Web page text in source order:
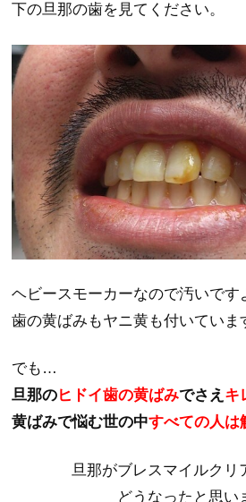
下の旦那の歯を見てください。
ヘビースモーカーなので汚いで
歯の黄ばみもヤニ黄も付いていま
でも…
旦那のヒドイ歯の黄ばみでさえ キ
黄ばみで悩む世の中すべての人は
旦那がブレスマイルクリ
どうなったと思い